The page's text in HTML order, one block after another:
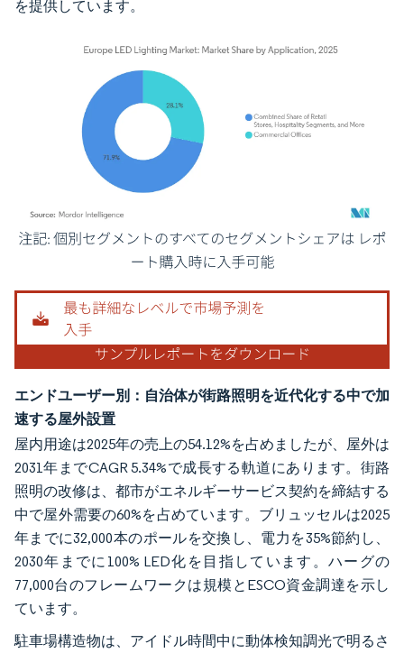
を提供しています。
画像 © Mordor Intelligence。再利用にはCC BY 4.0の表示が必要です。
エンドユーザー別：自治体が街路照明を近代化する中で加
速する屋外設置
屋内用途は2025年の売上の54.12%を占めましたが、屋外は
2031年までCAGR 5.34%で成長する軌道にあります。街路
照明の改修は、都市がエネルギーサービス契約を締結する
中で屋外需要の60%を占めています。ブリュッセルは2025
年までに32,000本のポールを交換し、電力を35%節約し、
2030年までに100% LED化を目指しています。ハーグの
77,000台のフレームワークは規模とESCO資金調達を示し
ています。
駐車場構造物は、アイドル時間中に動体検知調光で明るさ